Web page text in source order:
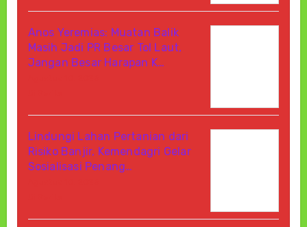
Anos Yeremias: Muatan Balik
Masih Jadi PR Besar Tol Laut,
Jangan Besar Harapan K…
Lindungi Lahan Pertanian dari
Risiko Banjir, Kemendagri Gelar
Sosialisasi Penang…